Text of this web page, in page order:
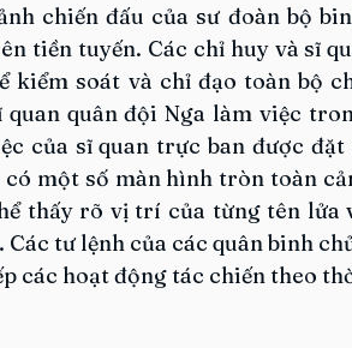
chiến đấu của sư đoàn bộ
tiền tuyến. Các chỉ huy và sĩ
kiểm soát và chỉ đạo toàn bộ
quân đội Nga làm việc
của sĩ quan trực ban được
một số màn hình tròn toàn
thấy rõ vị trí của từng tên lửa
tư lệnh của các quân binh
các hoạt động tác chiến theo